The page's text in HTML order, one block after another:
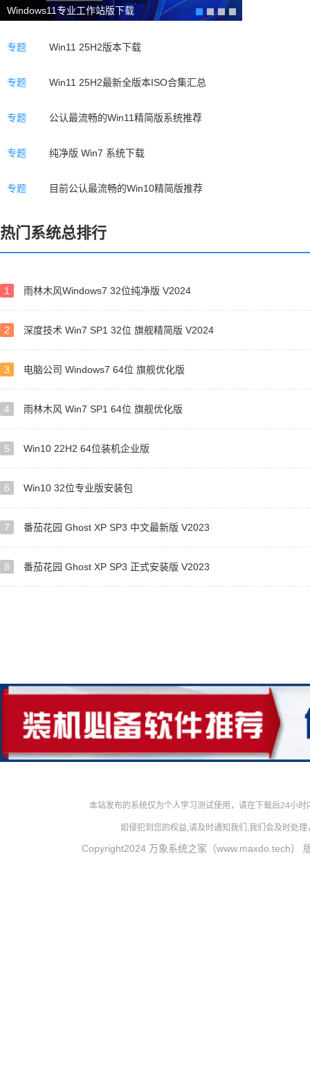
Windows11专业工作站版下载
专题 Win11 25H2版本下载
专题 Win11 25H2最新全版本ISO合集汇总
专题 公认最流畅的Win11精简版系统推荐
专题 纯净版 Win7 系统下载
专题 目前公认最流畅的Win10精简版推荐
热门系统总排行
1 雨林木风Windows7 32位纯净版 V2024
2 深度技术 Win7 SP1 32位 旗舰精简版 V2024
3 电脑公司 Windows7 64位 旗舰优化版
4 雨林木风 Win7 SP1 64位 旗舰优化版
5 Win10 22H2 64位装机企业版
6 Win10 32位专业版安装包
7 番茄花园 Ghost XP SP3 中文最新版 V2023
8 番茄花园 Ghost XP SP3 正式安装版 V2023
本站发布的系统仅为个人学习测试使用，请在下载后24小
如侵犯到您的权益,请及时通知我们,我们会及时处
Copyright2024 万象系统之家（www.maxdo.tech）